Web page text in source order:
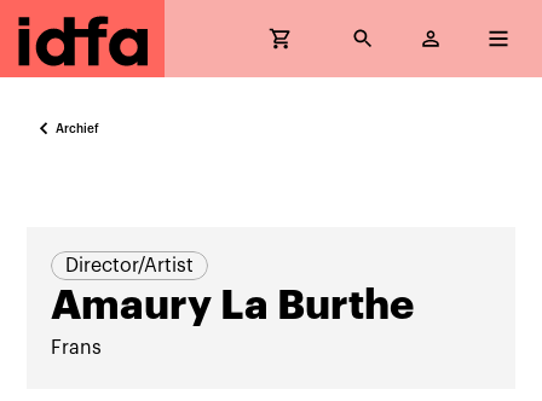
Archief
Director/Artist
Amaury La Burthe
Frans